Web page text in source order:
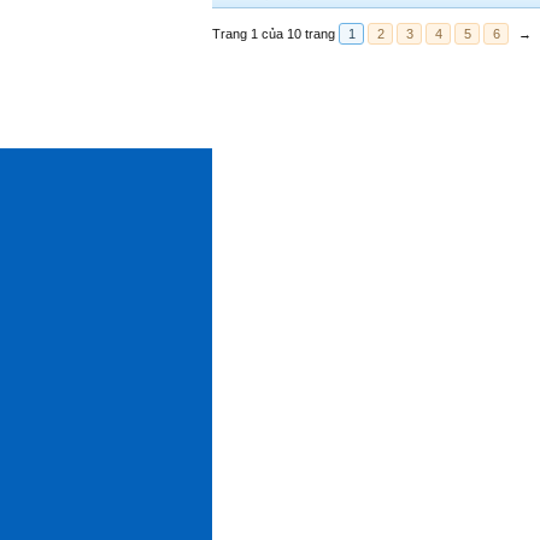
Trang 1 của 10 trang 1 2 3 4 5 6 →